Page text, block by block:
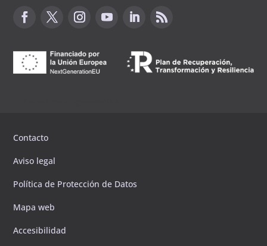
Contacto
Aviso legal
Política de Protección de Datos
Mapa web
Accesibilidad